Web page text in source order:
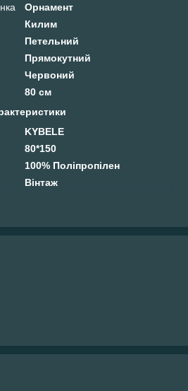
Орнамент
Килим
Петельний
Прямокутний
Червоний
80 см
KYBELE
80*150
100% Поліпропілен
Вінтаж